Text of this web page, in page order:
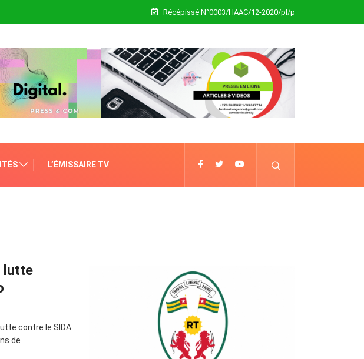
Récépissé N°0003/HAAC/12-2020/pl/p
L’ÉMISSAIRE TV
lutte
contre le SIDA
de